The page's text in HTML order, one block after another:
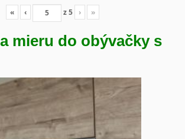
« ‹ z5 › »
mieru do obývačky s